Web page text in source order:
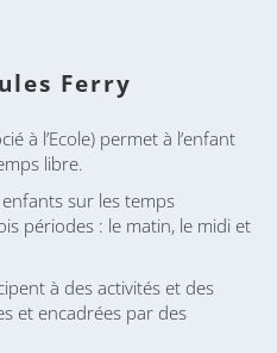
Ferry
à l’Ecole) permet à l’enfant
libre.
enfants sur les temps
périodes : le matin, le midi et
à des activités et des
et encadrées par des